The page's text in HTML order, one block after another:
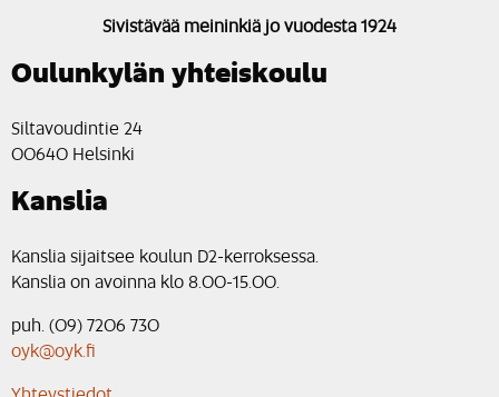
Sivistävää meininkiä jo vuodesta 1924
Oulunkylän yhteiskoulu
Siltavoudintie 24
00640 Helsinki
Kanslia
Kanslia sijaitsee koulun D2-kerroksessa.
Kanslia on avoinna klo 8.00-15.00.
puh. (09) 7206 730
oyk@oyk.fi